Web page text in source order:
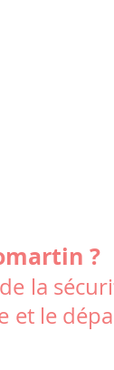
?
la
et le